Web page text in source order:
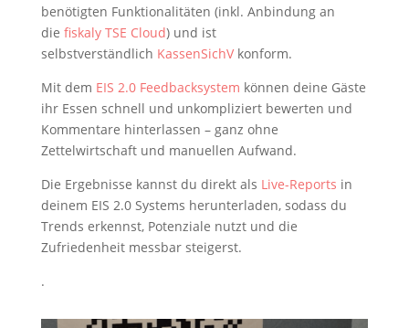
benötigten Funktionalitäten (inkl. Anbindung an
die fiskaly TSE Cloud) und ist
selbstverständlich KassenSichVkonform.
Mit dem EIS 2.0 Feedbacksystem können deine Gäste
ihr Essen schnell und unkompliziert bewerten und
Kommentare hinterlassen – ganz ohne
Zettelwirtschaft und manuellen Aufwand.
Die Ergebnisse kannst du direkt als Live-Reports in
deinem EIS 2.0 Systems herunterladen, sodass du
Trends erkennst, Potenziale nutzt und die
Zufriedenheit messbar steigerst.
.